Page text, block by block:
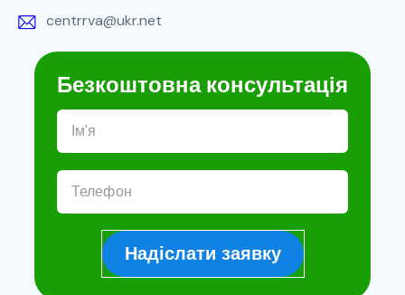
centrrva@ukr.net
Безкоштовна консультація
Надіслати заявку